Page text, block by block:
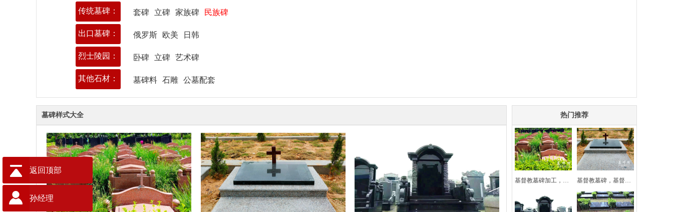
传统墓碑： 套碑 立碑 家族碑 民族碑
出口墓碑： 俄罗斯 欧美 日韩
烈士陵园： 卧碑 立碑 艺术碑
其他石材： 墓碑料 石雕 公墓配套
墓碑样式大全 热门推荐
基督教墓碑加工，印度红墓碑定制 基督教墓碑，基督教卧碑墓碑加工
返回顶部
孙经理